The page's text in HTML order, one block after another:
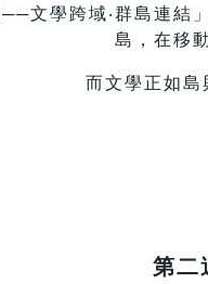
文學跨域‧群島連結
島，在移
而文學正如島
第